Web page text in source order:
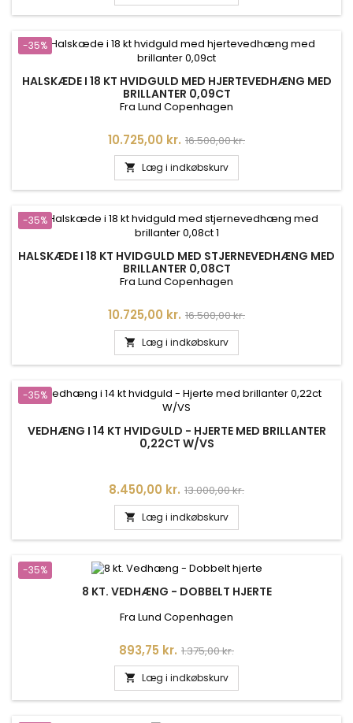
-35%
HALSKÆDE I 18 KT HVIDGULD MED HJERTEVEDHÆNG MED
BRILLANTER 0,09CT
Fra Lund Copenhagen
Pris
10.725,00 kr. Normalpris
16.500,00 kr.
 Læg i indkøbskurv
-35%
HALSKÆDE I 18 KT HVIDGULD MED STJERNEVEDHÆNG MED
BRILLANTER 0,08CT
Fra Lund Copenhagen
Pris
10.725,00 kr. Normalpris
16.500,00 kr.
 Læg i indkøbskurv
-35%
VEDHÆNG I 14 KT HVIDGULD - HJERTE MED BRILLANTER
0,22CT W/VS
Pris
8.450,00 kr. Normalpris
13.000,00 kr.
 Læg i indkøbskurv
-35%
8 KT. VEDHÆNG - DOBBELT HJERTE
Fra Lund Copenhagen
Pris
893,75 kr. Normalpris
1.375,00 kr.
 Læg i indkøbskurv